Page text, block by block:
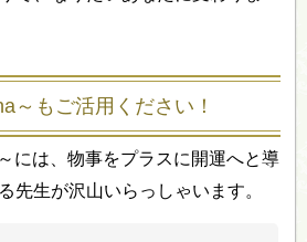
～もご活用ください！
には、物事をプラスに開運へと導
先生が沢山いらっしゃいます。